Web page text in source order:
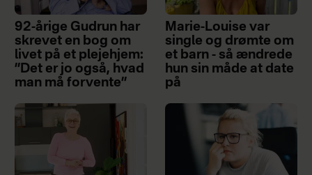
Parfumen P07 fra Ærlig med
noter af bergamot. Værdi: 775
kr.
En Pure 600 Luftrenser fra
Electrolux. Værdi: 3.695 kr.
Lærke produkter fra
sæbeværkstedet. Værdi: ca.
92-årige Gudrun har
skrevet en bog om
livet på et plejehjem:
”Det er jo også, hvad
man må forvente”
Marie-Louise var
single og drømte om
et barn - så ændrede
hun sin måde at date
på